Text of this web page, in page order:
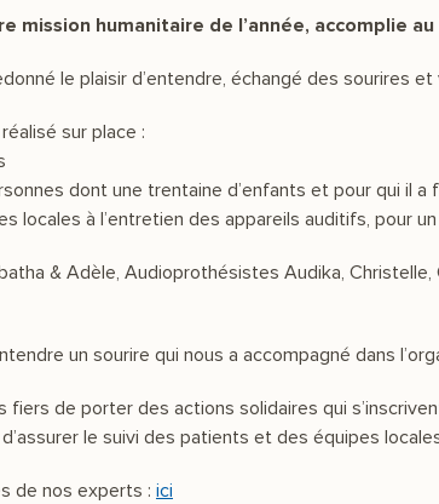
mission humanitaire de l’année, accomplie au
le plaisir d’entendre, échangé des sourires
sur place :
dont une trentaine d’enfants et pour qui il
locales à l’entretien des appareils auditifs, pour
& Adèle, Audioprothésistes Audika,
un sourire qui nous a accompagné dans
de porter des actions solidaires qui
le suivi des patients et des équipes
de nos experts : ici